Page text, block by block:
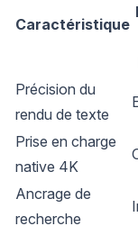
Caractéristique
Précision du
rendu de texte
Prise en charge
native 4K
Ancrage de
recherche